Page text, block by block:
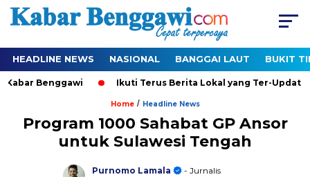
HEADLINE NEWS NASIONAL BANGGAI LAUT BUKIT
Benggawi Ikuti Terus Berita Lokal yang Ter-Update
Home/ Headline News
Program 1000 Sahabat GP Ansor
untuk Sulawesi Tengah
Purnomo Lamala
- Jurnalis